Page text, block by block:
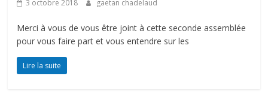
3 octobre 2018 gaetan chadelaud
Merci à vous de vous être joint à cette seconde assemblée
pour vous faire part et vous entendre sur les
Lire la suite